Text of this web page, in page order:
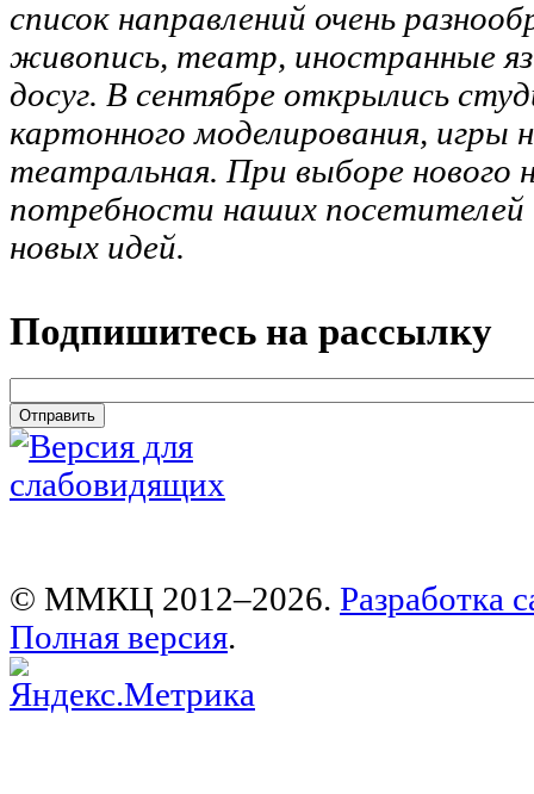
список направлений очень
живопись, театр, иностранные
досуг. В сентябре открылись
картонного моделирования, игры
театральная. При выборе нового
потребности наших
новых идей.
Подпишитесь на рассылку
© ММКЦ 2012–2026. Разработка
Полная версия.